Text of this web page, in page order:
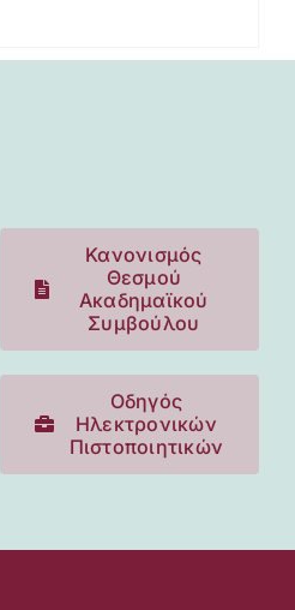
Κανονισμός
Θεσμού
Ακαδημαϊκού
Συμβούλου
Οδηγός
Hλεκτρονικών
Πιστοποιητικών